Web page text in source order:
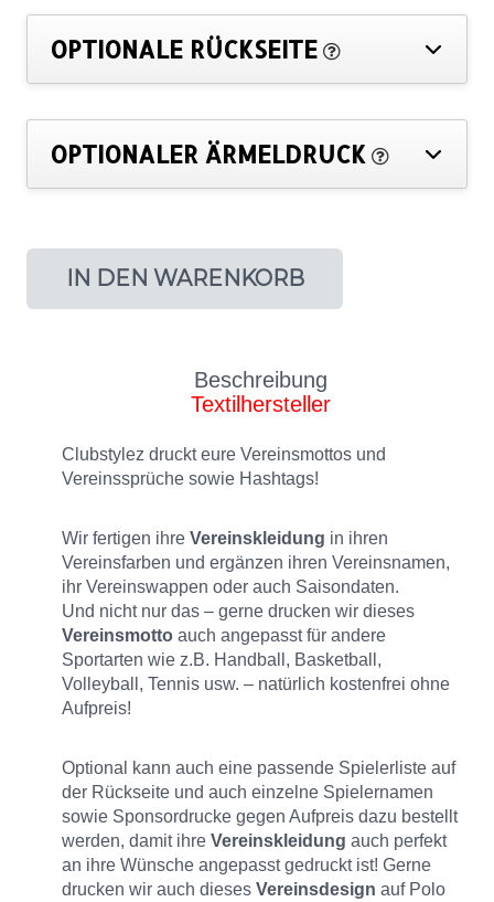
OPTIONALE RÜCKSEITE
OPTIONALER ÄRMELDRUCK
IN DEN WARENKORB
Beschreibung
Textilhersteller
Clubstylez druckt eure Vereinsmottos und
Vereinssprüche sowie Hashtags!
Wir fertigen ihre Vereinskleidung in ihren
Vereinsfarben und ergänzen ihren Vereinsnamen,
ihr Vereinswappen oder auch Saisondaten.
Und nicht nur das – gerne drucken wir dieses
Vereinsmotto auch angepasst für andere
Sportarten wie z.B. Handball, Basketball,
Volleyball, Tennis usw. – natürlich kostenfrei ohne
Aufpreis!
Optional kann auch eine passende Spielerliste auf
der Rückseite und auch einzelne Spielernamen
sowie Sponsordrucke gegen Aufpreis dazu bestellt
werden, damit ihre Vereinskleidung auch perfekt
an ihre Wünsche angepasst gedruckt ist! Gerne
drucken wir auch dieses Vereinsdesign auf Polo